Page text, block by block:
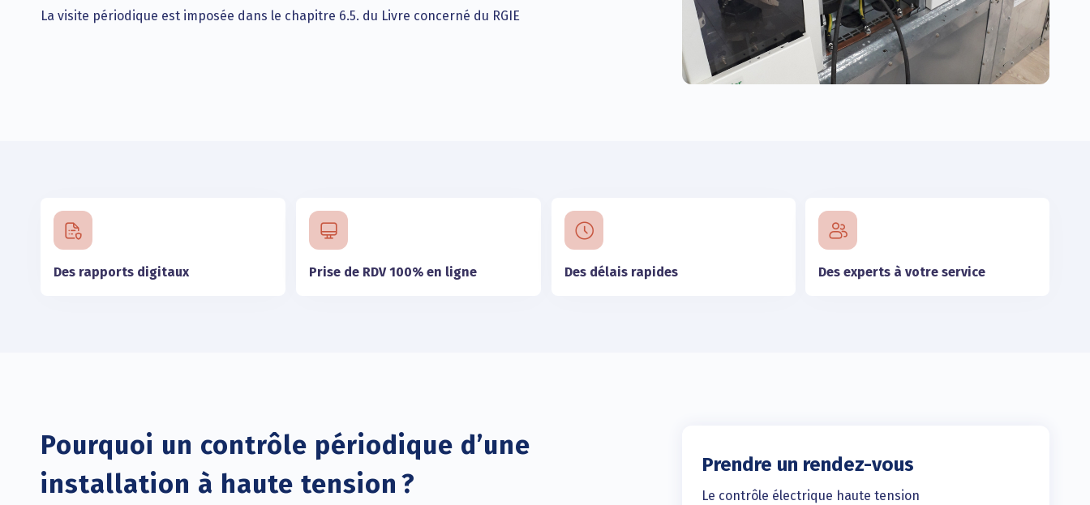
La visite périodique est imposée dans le chapitre 6.5. du Livre concerné du RGIE
Des rapports digitaux Prise de RDV 100% en ligne Des délais rapides Des experts à votre service
Pourquoi un contrôle périodique d’une
installation à haute tension ?
Prendre un rendez-vous
Le contrôle électrique haute tension